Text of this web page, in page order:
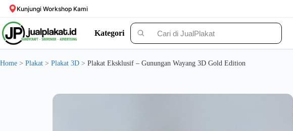
Skip
content
Kunjungi Workshop Kami
Solusi Custom Plakat Nomer 1 di Indonesia - jualplakat.id
Kategori
Home > Plakat > Plakat 3D > Plakat Eksklusif – Gunungan Wayang 3D Gold Edition